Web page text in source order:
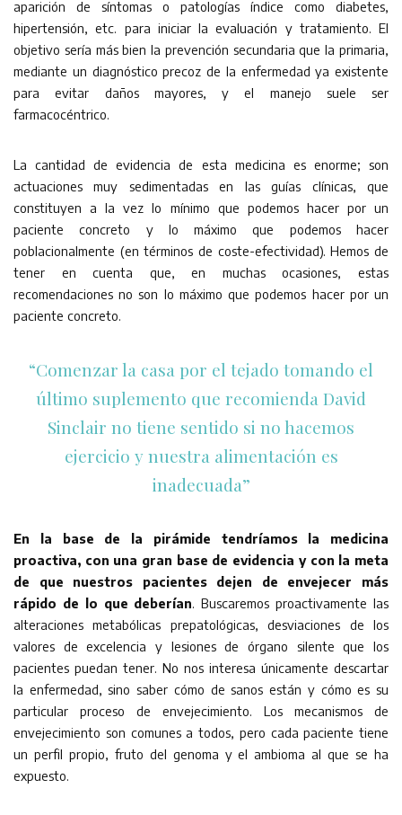
aparición de síntomas o patologías índice como diabetes,
hipertensión, etc. para iniciar la evaluación y tratamiento. El
objetivo sería más bien la prevención secundaria que la primaria,
mediante un diagnóstico precoz de la enfermedad ya existente
para evitar daños mayores, y el manejo suele ser
farmacocéntrico.
La cantidad de evidencia de esta medicina es enorme; son
actuaciones muy sedimentadas en las guías clínicas, que
constituyen a la vez lo mínimo que podemos hacer por un
paciente concreto y lo máximo que podemos hacer
poblacionalmente (en términos de coste-efectividad). Hemos de
tener en cuenta que, en muchas ocasiones, estas
recomendaciones no son lo máximo que podemos hacer por un
paciente concreto.
“Comenzar la casa por el tejado tomando el
último suplemento que recomienda David
Sinclair no tiene sentido si no hacemos
ejercicio y nuestra alimentación es
inadecuada”
En la base de la pirámide tendríamos la medicina
proactiva, con una gran base de evidencia y con la meta
de que nuestros pacientes dejen de envejecer más
rápido de lo que deberían. Buscaremos proactivamente las
alteraciones metabólicas prepatológicas, desviaciones de los
valores de excelencia y lesiones de órgano silente que los
pacientes puedan tener. No nos interesa únicamente descartar
la enfermedad, sino saber cómo de sanos están y cómo es su
particular proceso de envejecimiento. Los mecanismos de
envejecimiento son comunes a todos, pero cada paciente tiene
un perfil propio, fruto del genoma y el ambioma al que se ha
expuesto.